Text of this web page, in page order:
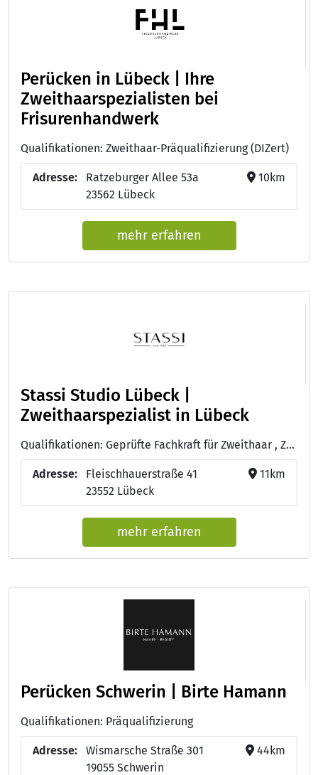
Perücken in Lübeck | Ihre
Zweithaarspezialisten bei
Frisurenhandwerk
Qualifikationen: Zweithaar-Präqualifizierung (DIZert)
Adresse:
Ratzeburger Allee 53a
23562 Lübeck
10km
mehr erfahren
Stassi Studio Lübeck |
Zweithaarspezialist in Lübeck
Qualifikationen: Geprüfte Fachkraft für Zweithaar , Zweithaar-Präqualifizierung
Adresse:
Fleischhauerstraße 41
23552 Lübeck
11km
mehr erfahren
Perücken Schwerin | Birte Hamann
Qualifikationen: Präqualifizierung
Adresse:
Wismarsche Straße 301
19055 Schwerin
44km